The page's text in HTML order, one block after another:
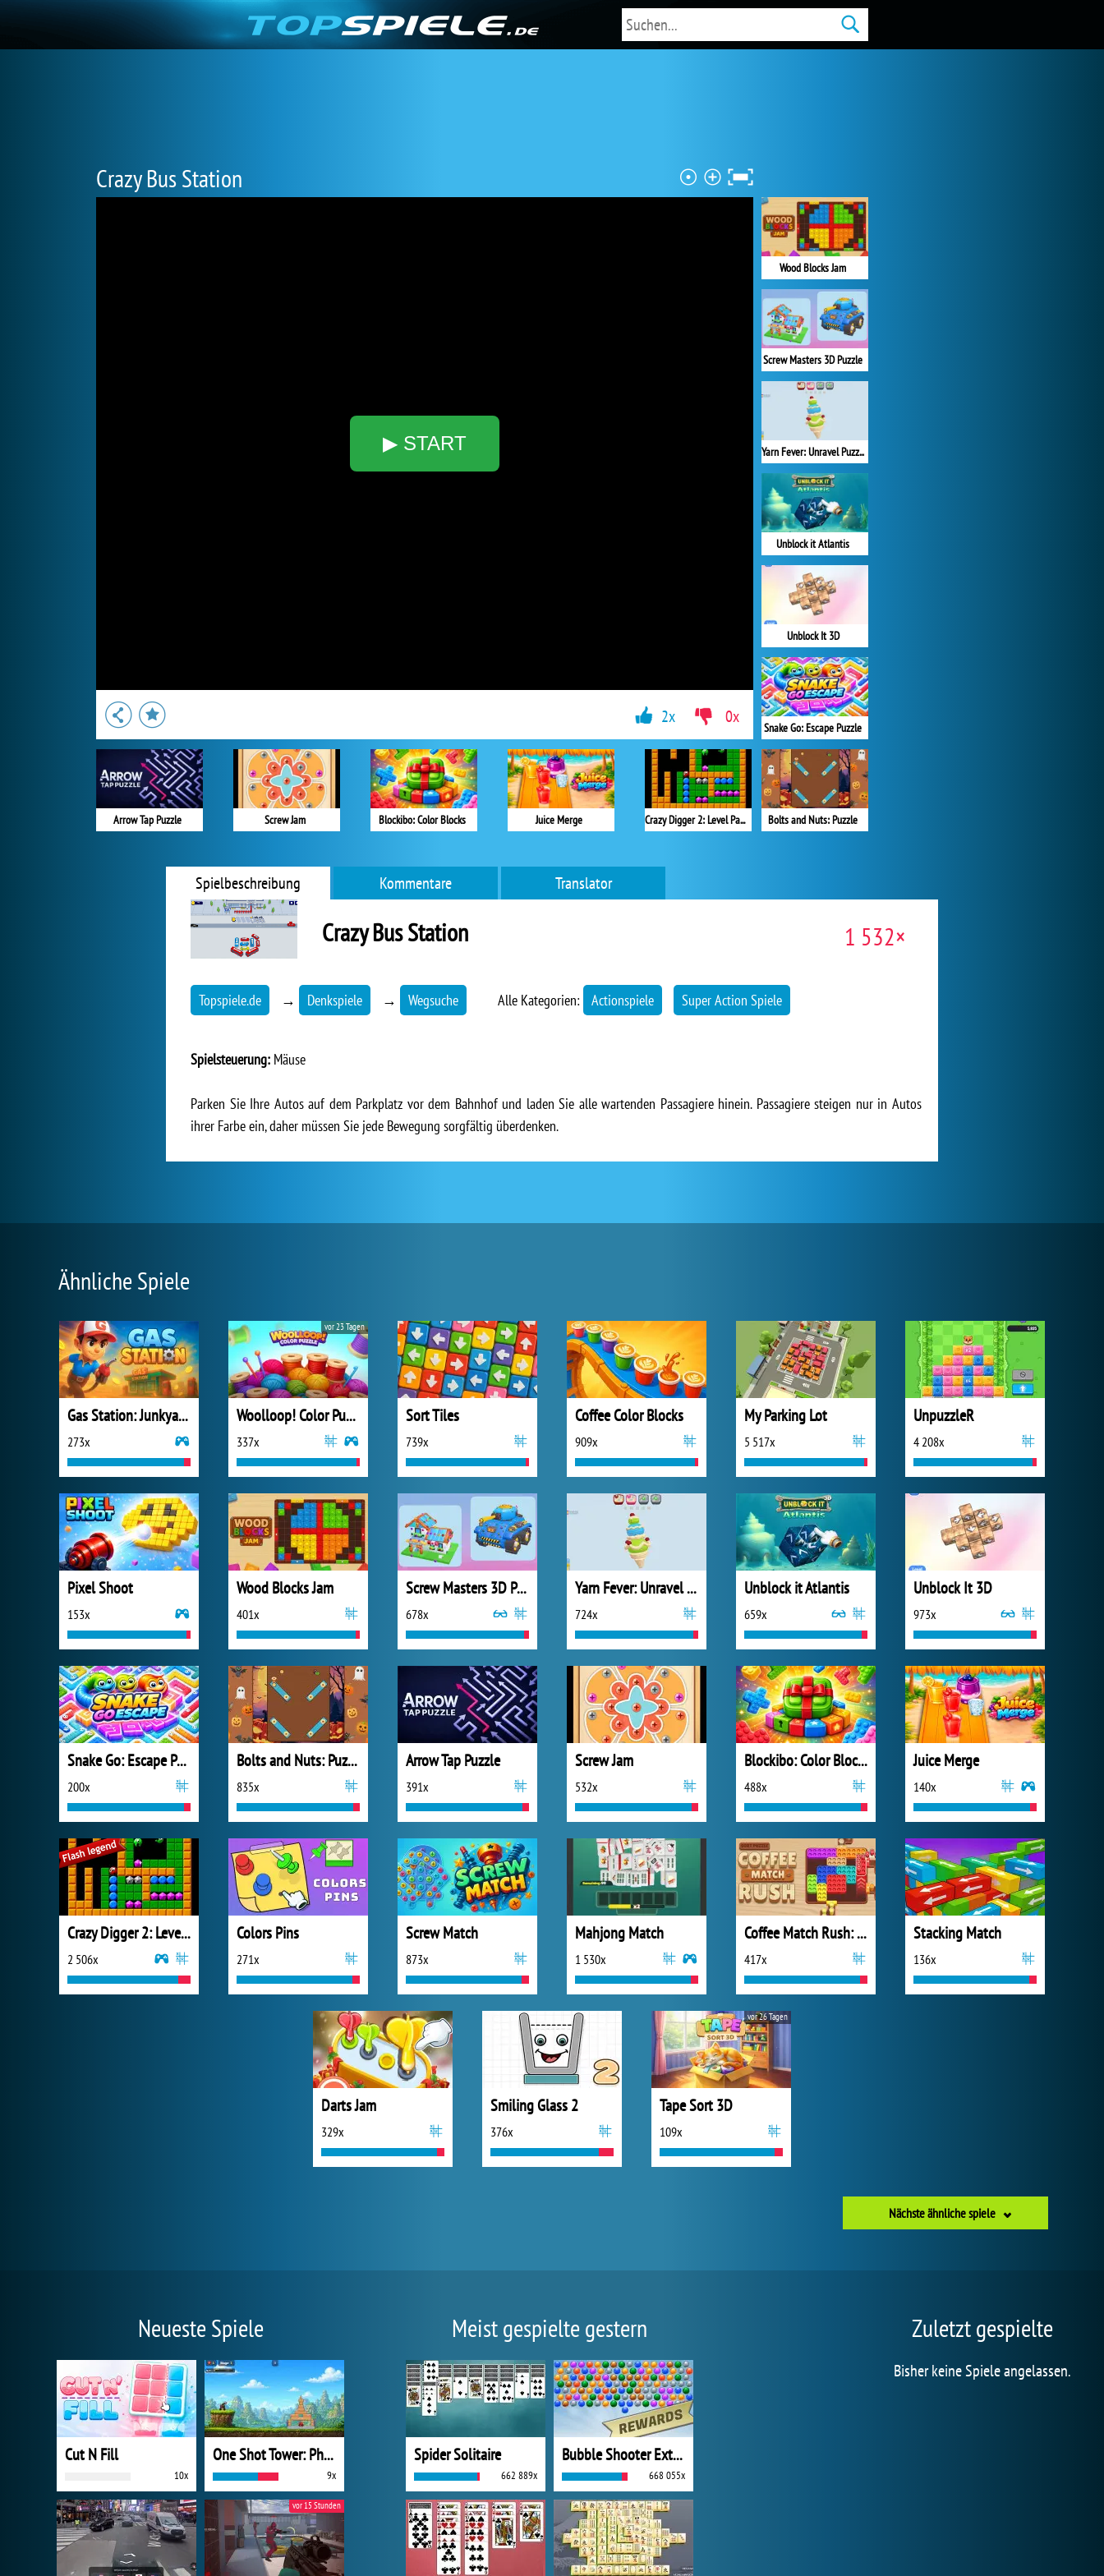
Crazy Bus Station
▶ START
Wood Blocks Jam
Screw Masters 3D Puzzle
Yarn Fever: Unravel Puzzle
Unblock it Atlantis
Unblock It 3D
Snake Go: Escape Puzzle
Bolts and Nuts: Puzzle
Arrow Tap Puzzle Screw Jam Blockibo: Color Blocks Juice Merge Crazy Digger 2: Level Pack 2
2x 0x
Spielbeschreibung Kommentare Translator
Crazy Bus Station 1 532×
Topspiele.de → Denkspiele → Wegsuche Alle Kategorien: Actionspiele Super Action Spiele
Spielsteuerung: Mäuse
Parken Sie Ihre Autos auf dem Parkplatz vor dem Bahnhof und laden Sie alle wartenden Passagiere hinein. Passagiere steigen nur in Autos
ihrer Farbe ein, daher müssen Sie jede Bewegung sorgfältig überdenken.
Ähnliche Spiele
Gas Station: Junkyard Tycoon
273x
Woolloop! Color Puzzle
337x
vor 23 Tagen
Sort Tiles
739x
Coffee Color Blocks
909x
My Parking Lot
5 517x
UnpuzzleR
4 208x
Pixel Shoot
153x
Wood Blocks Jam
401x
Screw Masters 3D Puzzle
678x
Yarn Fever: Unravel Puzzle
724x
Unblock it Atlantis
659x
Unblock It 3D
973x
Snake Go: Escape Puzzle
200x
Bolts and Nuts: Puzzle
835x
Arrow Tap Puzzle
391x
Screw Jam
532x
Blockibo: Color Blocks
488x
Juice Merge
140x
Crazy Digger 2: Level Pack 2
2 506x
Colors Pins
271x
Screw Match
873x
Mahjong Match
1 530x
Coffee Match Rush: Sort Puzzle
417x
Stacking Match
136x
Darts Jam
329x
Smiling Glass 2
376x
Tape Sort 3D
109x
vor 26 Tagen
Nächste ähnliche spiele
Neueste Spiele
Cut N Fill
10x
One Shot Tower: Physics Destroyer
9x
vor 15 Stunden
Meist gespielte gestern
Spider Solitaire
662 889x
Bubble Shooter Extreme
668 055x
Zuletzt gespielte
Bisher keine Spiele angelassen.